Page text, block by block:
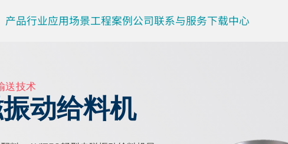
产品行业应用场景工程案例公司联系与服务下载中心
送技术
动给料机